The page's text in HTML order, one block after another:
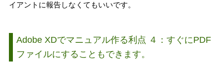
イアントに報告しなくてもいいです。
Adobe XDでマニュアル作る利点 ４：すぐにPDF
ファイルにすることもできます。